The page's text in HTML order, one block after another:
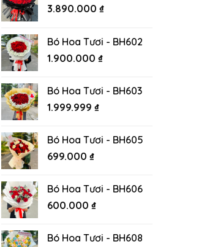
3.890.000 ₫
Bó Hoa Tươi - BH602
1.900.000 ₫
Bó Hoa Tươi - BH603
1.999.999 ₫
Bó Hoa Tươi - BH605
699.000 ₫
Bó Hoa Tươi - BH606
600.000 ₫
Bó Hoa Tươi - BH608